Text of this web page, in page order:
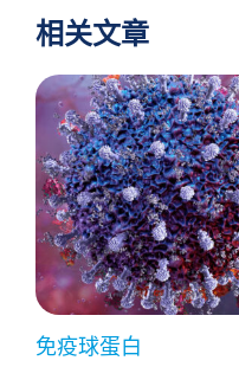
相关文章
免疫球蛋白